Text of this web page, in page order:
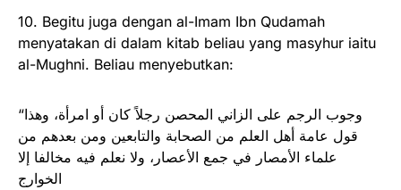
10. Begitu juga dengan al-Imam Ibn Qudamah
menyatakan di dalam kitab beliau yang masyhur iaitu
al-Mughni. Beliau menyebutkan:
“وجوب الرجم على الزاني المحصن رجلاً كان أو امرأة، وهذا
قول عامة أهل العلم من الصحابة والتابعين ومن بعدهم من
علماء الأمصار في جمع الأعصار، ولا نعلم فيه مخالفا إلا
الخوارج